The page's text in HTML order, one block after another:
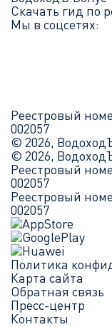
Скачать гид по
Мы в соцсетях:
Реестровый
002057
© 2026,
© 2026,
Реестровый
002057
Реестровый
002057
Политика
Карта сайта
Обратная связь
Пресс-центр
Контакты